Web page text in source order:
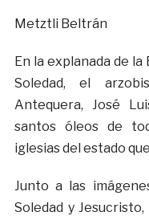
Metztli Beltrán
En la explanada de
Soledad, el
Antequera, José
santos óleos de
iglesias del estado
Junto a las
Soledad y